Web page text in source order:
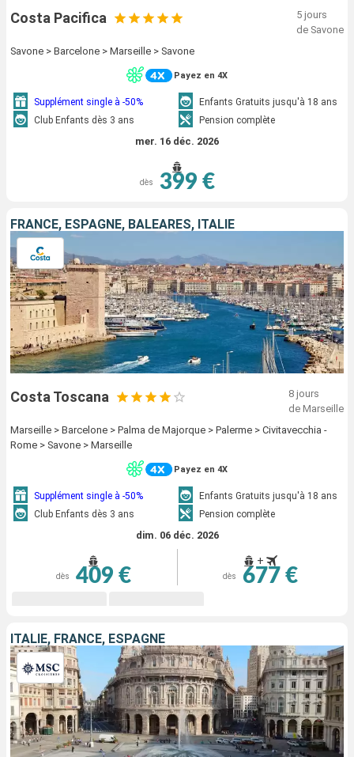
Costa Pacifica
5 jours
de Savone
Savone > Barcelone > Marseille > Savone
Payez en 4X
Supplément single à -50%
Enfants Gratuits jusqu'à 18 ans
Club Enfants dès 3 ans
Pension complète
mer. 16 déc. 2026
dès 399 €
FRANCE, ESPAGNE, BALÉARES, ITALIE
Costa Toscana
8 jours
de Marseille
Marseille > Barcelone > Palma de Majorque > Palerme > Civitavecchia -
Rome > Savone > Marseille
Payez en 4X
Supplément single à -50%
Enfants Gratuits jusqu'à 18 ans
Club Enfants dès 3 ans
Pension complète
dim. 06 déc. 2026
dès 409 €
+
dès 677 €
ITALIE, FRANCE, ESPAGNE